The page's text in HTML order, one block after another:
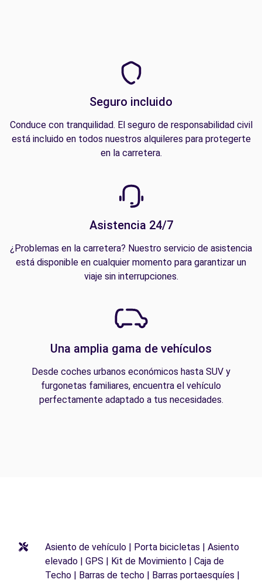
Seguro incluido
Conduce con tranquilidad. El seguro de responsabilidad civil
está incluido en todos nuestros alquileres para protegerte
en la carretera.
Asistencia 24/7
¿Problemas en la carretera? Nuestro servicio de asistencia
está disponible en cualquier momento para garantizar un
viaje sin interrupciones.
Una amplia gama de vehículos
Desde coches urbanos económicos hasta SUV y
furgonetas familiares, encuentra el vehículo
perfectamente adaptado a tus necesidades.
Asiento de vehículo | Porta bicicletas | Asiento
elevado | GPS | Kit de Movimiento | Caja de
Techo | Barras de techo | Barras portaesquíes |